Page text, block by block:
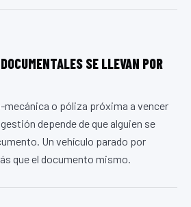
SE LLEVAN POR
mecánica o póliza próxima a vencer
depende de que alguien se
Un vehículo parado por
que el documento mismo.